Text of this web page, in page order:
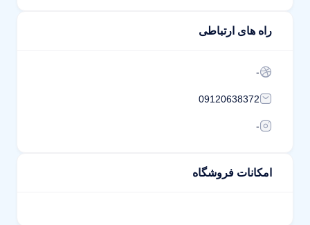
راه های ارتباطی
-
09120638372
-
امکانات فروشگاه